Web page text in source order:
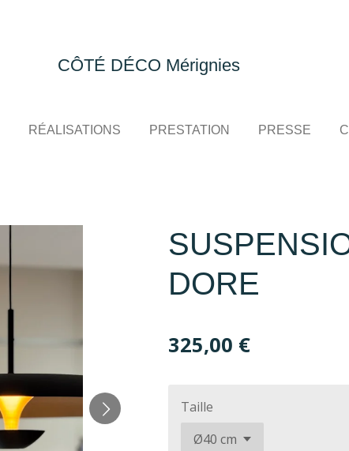
CÔTÉ DÉCO Mérignies
RÉALISATIONS PRESTATION PRESSE
DORE
325,00 €
Taille